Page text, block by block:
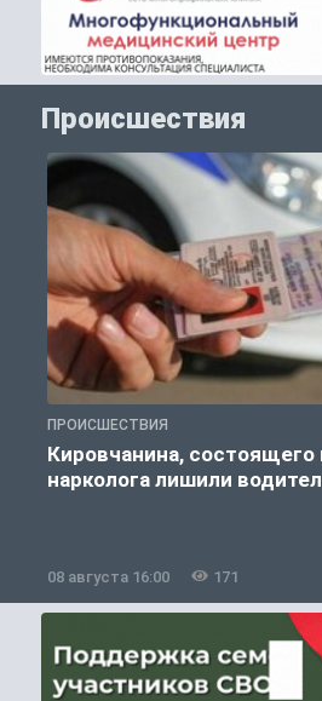
Происшествия
ПРОИСШЕСТВИЯ
Кировчанина, состоящего
нарколога лишили
08 августа 16:00 171